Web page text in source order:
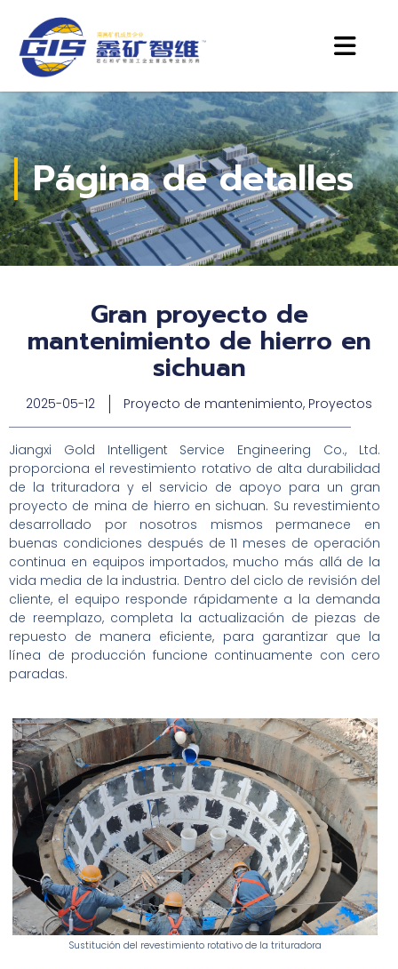
Página de detalles
Gran proyecto de
mantenimiento de hierro en
sichuan
2025-05-12 Proyecto de mantenimiento, Proyectos
Jiangxi Gold Intelligent Service Engineering Co., Ltd.
proporciona el revestimiento rotativo de alta durabilidad
de la trituradora y el servicio de apoyo para un gran
proyecto de mina de hierro en sichuan. Su revestimiento
desarrollado por nosotros mismos permanece en
buenas condiciones después de 11 meses de operación
continua en equipos importados, mucho más allá de la
vida media de la industria. Dentro del ciclo de revisión del
cliente, el equipo responde rápidamente a la demanda
de reemplazo, completa la actualización de piezas de
repuesto de manera eficiente, para garantizar que la
línea de producción funcione continuamente con cero
paradas.
Sustitución del revestimiento rotativo de la trituradora